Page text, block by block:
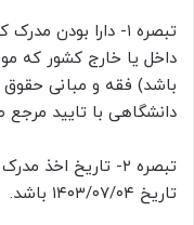
تبصره ۱- دارا
داخل یا خارج کشور که
باشد) فقه و مبانی
دانشگاهی با تایید مرجع
تبصره ۲- تاریخ
تاریخ ۱۴۰۳/۰۷/۰۴ باشد.